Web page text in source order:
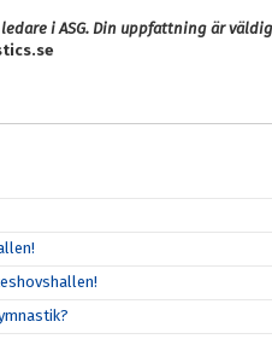
i ASG. Din uppfattning är